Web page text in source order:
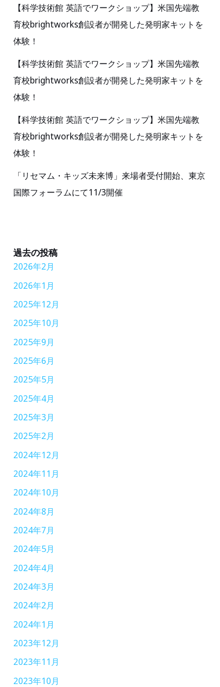
に
て
2024
年
2
3
日
(土)
～
(日)
催
発
明
す
る
ワ
ク
シ
ョ
ッ
プ】
月
28
日
(日)
ン
ラ
イ
ン
催
【科学技術館 英語でワークショップ】米国先端教
育校brightworks創設者が開発した発明家キットを
体験！
【科学技術館 英語でワークショップ】米国先端教
育校brightworks創設者が開発した発明家キットを
体験！
【科学技術館 英語でワークショップ】米国先端教
育校brightworks創設者が開発した発明家キットを
体験！
「リセマム・キッズ未来博」来場者受付開始、東京
国際フォーラムにて11/3開催
過去の投稿
2026年2月
2026年1月
2025年12月
2025年10月
2025年9月
2025年6月
2025年5月
2025年4月
2025年3月
2025年2月
2024年12月
2024年11月
2024年10月
2024年8月
2024年7月
2024年5月
2024年4月
2024年3月
2024年2月
2024年1月
2023年12月
2023年11月
2023年10月